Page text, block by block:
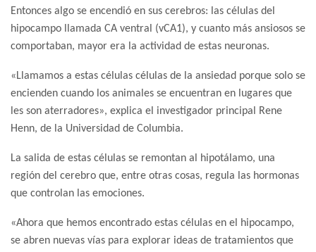
Entonces algo se encendió en sus cerebros: las células del
hipocampo llamada CA ventral (vCA1), y cuanto más ansiosos se
comportaban, mayor era la actividad de estas neuronas.
«Llamamos a estas células células de la ansiedad porque solo se
encienden cuando los animales se encuentran en lugares que
les son aterradores», explica el investigador principal Rene
Henn, de la Universidad de Columbia.
La salida de estas células se remontan al hipotálamo, una
región del cerebro que, entre otras cosas, regula las hormonas
que controlan las emociones.
«Ahora que hemos encontrado estas células en el hipocampo,
se abren nuevas vías para explorar ideas de tratamientos que